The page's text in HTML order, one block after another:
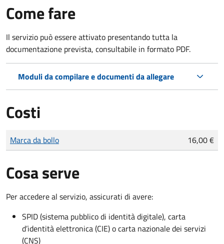
Come fare
Il servizio può essere attivato presentando tutta la
documentazione prevista, consultabile in formato PDF.
Moduli da compilare e documenti da allegare
Costi
Tipo di pagamento
Importo
Marca da bollo 16,00 €
Cosa serve
Per accedere al servizio, assicurati di avere:
SPID (sistema pubblico di identità digitale), carta
d’identità elettronica (CIE) o carta nazionale dei servizi
(CNS)